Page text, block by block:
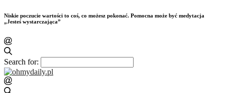
Niskie poczucie wartości to coś, co możesz pokonać. Pomocna może być medytacja
„Jesteś wystarczająca”
Search for: